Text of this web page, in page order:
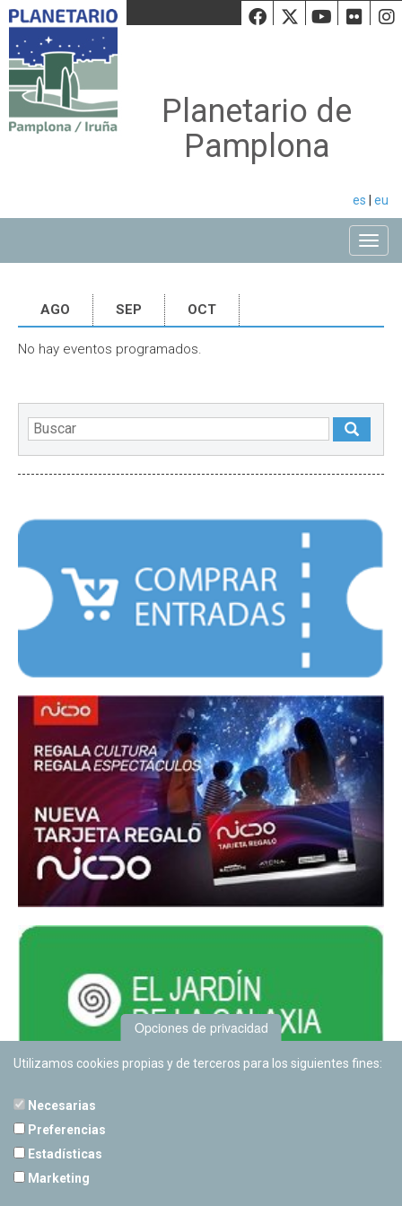
Facebook
Twiiter
Planetario de
Pamplona
es eu
AGO SEP OCT
No hay eventos programados.
Opciones de privacidad
Utilizamos cookies propias y de terceros para los siguientes fines:
Necesarias
Preferencias
Estadísticas
Marketing